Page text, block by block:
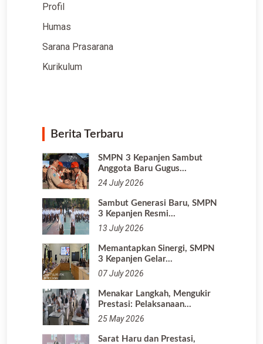
Profil
Humas
Sarana Prasarana
Kurikulum
Berita Terbaru
SMPN 3 Kepanjen Sambut
Anggota Baru Gugus…
24 July 2026
Sambut Generasi Baru, SMPN
3 Kepanjen Resmi…
13 July 2026
Memantapkan Sinergi, SMPN
3 Kepanjen Gelar…
07 July 2026
Menakar Langkah, Mengukir
Prestasi: Pelaksanaan…
25 May 2026
Sarat Haru dan Prestasi,